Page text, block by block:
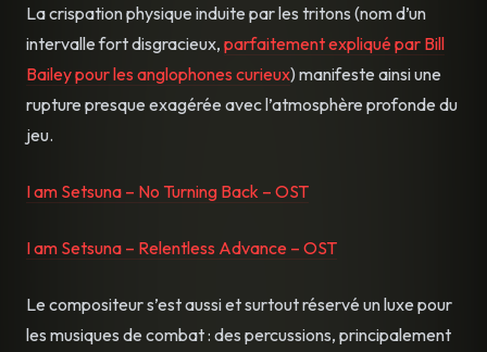
La crispation physique induite par les tritons (nom d’un
intervalle fort disgracieux, parfaitement expliqué par Bill
Bailey pour les anglophones curieux) manifeste ainsi une
rupture presque exagérée avec l’atmosphère profonde du
jeu.
I am Setsuna – No Turning Back – OST
I am Setsuna – Relentless Advance – OST
Le compositeur s’est aussi et surtout réservé un luxe pour
les musiques de combat : des percussions, principalement